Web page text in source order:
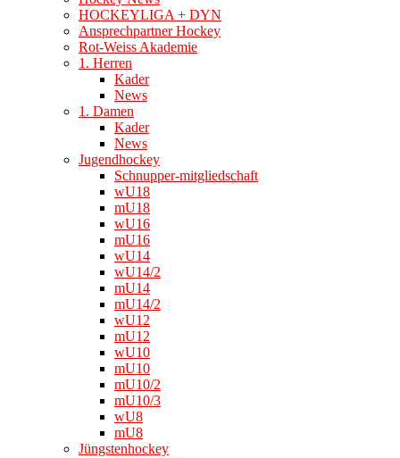
HOCKEYLIGA + DYN
Ansprechpartner Hockey
Rot-Weiss Akademie
1. Herren
Kader
News
1. Damen
Kader
News
Jugendhockey
Schnupper-mitgliedschaft
wU18
mU18
wU16
mU16
wU14
wU14/2
mU14
mU14/2
wU12
mU12
wU10
mU10
mU10/2
mU10/3
wU8
mU8
Jüngstenhockey